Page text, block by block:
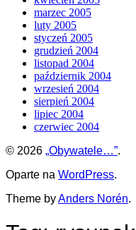
marzec 2005
luty 2005
styczeń 2005
grudzień 2004
listopad 2004
październik 2004
wrzesień 2004
sierpień 2004
lipiec 2004
czerwiec 2004
© 2026 „Obywatele…”.
Oparte na WordPress.
Theme byAnders Norén.